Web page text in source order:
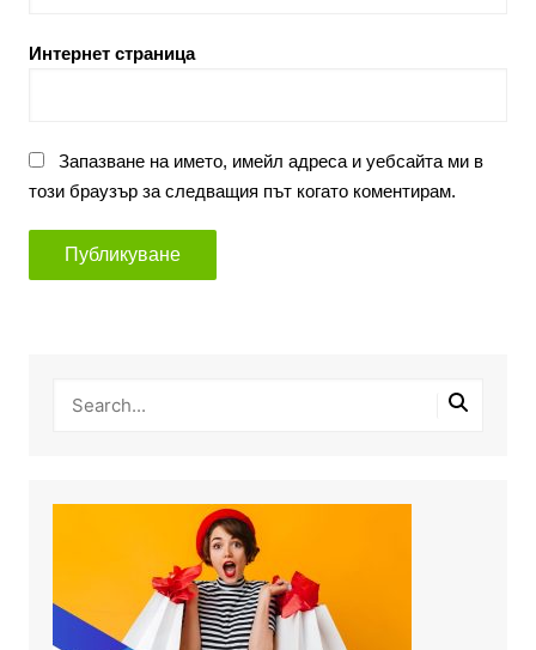
Интернет страница
Запазване на името, имейл адреса и уебсайта ми в
този браузър за следващия път когато коментирам.